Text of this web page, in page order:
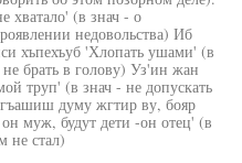
хватало' (в знач - о
недовольства) Иб
хъпехъуб 'Хлопать ушами' (в
брать в голову) Уз'ин жан
труп' (в знач - не допускать
думу жгтир ву, бояр
муж, будут дети -он отец' (в
не стал)